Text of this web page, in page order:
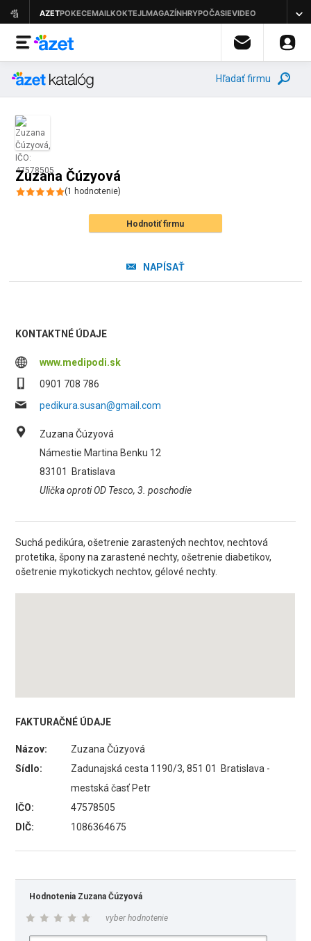
Hľadať firmu
Zuzana Čúzyová
(1 hodnotenie)
Hodnotiť firmu
NAPÍSAŤ
KONTAKTNÉ ÚDAJE
www.medipodi.sk
0901 708 786
pedikura.susan@gmail.com
Zuzana Čúzyová
Námestie Martina Benku 12
83101
Bratislava
Ulička oproti OD Tesco, 3. poschodie
Suchá pedikúra, ošetrenie zarastených nechtov, nechtová
protetika, špony na zarastené nechty, ošetrenie diabetikov,
ošetrenie mykotickych nechtov, gélové nechty.
FAKTURAČNÉ ÚDAJE
Názov:
Zuzana Čúzyová
Sídlo:
Zadunajská cesta 1190/3, 851 01 Bratislava -
mestská časť Petr
IČO:
47578505
DIČ:
1086364675
Hodnotenia Zuzana Čúzyová
vyber hodnotenie